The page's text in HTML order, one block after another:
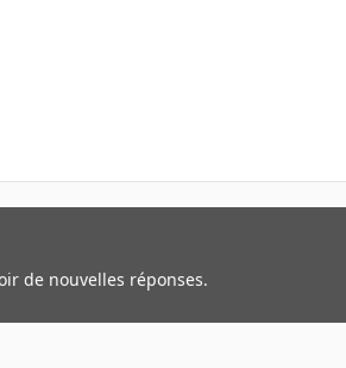
de nouvelles réponses.